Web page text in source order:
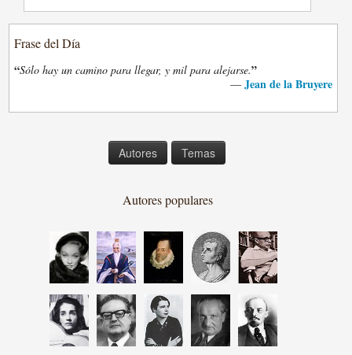
Frase del Día
“Sólo hay un camino para llegar, y mil para alejarse.”
— Jean de la Bruyere
Autores Temas
Autores populares